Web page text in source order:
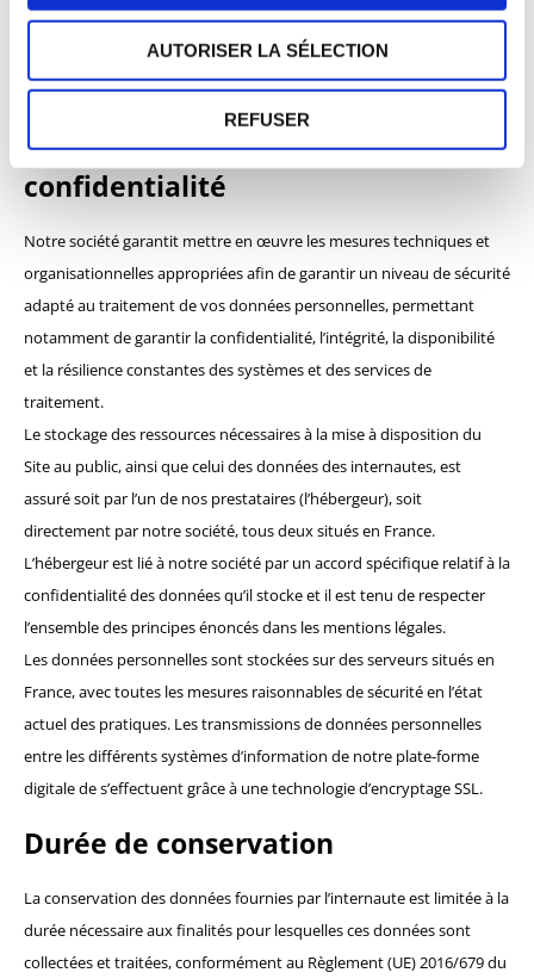
AUTORISER LA SÉLECTION
REFUSER
protection des données. Tout particulièrement, la vigilance s’est
quelconque transfert de données vers un pays tiers.
Mesures de sécurité et de
confidentialité
Notre société garantit mettre en œuvre les mesures techniques et
organisationnelles appropriées afin de garantir un niveau de sécurité
adapté au traitement de vos données personnelles, permettant
notamment de garantir la confidentialité, l’intégrité, la disponibilité
et la résilience constantes des systèmes et des services de
traitement.
Le stockage des ressources nécessaires à la mise à disposition du
Site au public, ainsi que celui des données des internautes, est
assuré soit par l’un de nos prestataires (l’hébergeur), soit
directement par notre société, tous deux situés en France.
L’hébergeur est lié à notre société par un accord spécifique relatif à la
confidentialité des données qu’il stocke et il est tenu de respecter
l’ensemble des principes énoncés dans les mentions légales.
Les données personnelles sont stockées sur des serveurs situés en
France, avec toutes les mesures raisonnables de sécurité en l’état
actuel des pratiques. Les transmissions de données personnelles
entre les différents systèmes d’information de notre plate-forme
digitale de s’effectuent grâce à une technologie d’encryptage SSL.
Durée de conservation
La conservation des données fournies par l’internaute est limitée à la
durée nécessaire aux finalités pour lesquelles ces données sont
collectées et traitées, conformément au Règlement (UE) 2016/679 du